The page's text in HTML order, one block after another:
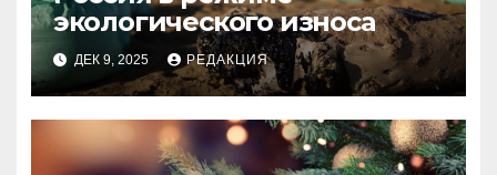
экологического износа
ДЕК 9, 2025 РЕДАКЦИЯ